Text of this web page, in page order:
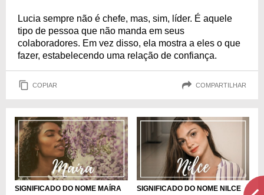
Lucia sempre não é chefe, mas, sim, líder. É aquele
tipo de pessoa que não manda em seus
colaboradores. Em vez disso, ela mostra a eles o que
fazer, estabelecendo uma relação de confiança.
COPIAR COMPARTILHAR
SIGNIFICADO DO NOME MAÍRA SIGNIFICADO DO NOME NILCE